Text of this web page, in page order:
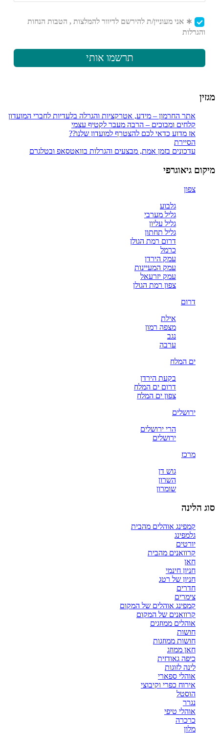
מגזין
אתר החרמון – מידע, אטרקציות והגרלה בלעדיות לחברי המועדון
קלחים ומבוכים – הרבה מעבר לקטיף עצמי
אז מדוע כדאי לכם להצטרף למועדון שלנו??
הסיירת
עדכונים בזמן אמת, מבצעים והגרלות בוואטסאפ ובטלגרם
מיקום גיאוגרפי
צפון
גלבוע
גליל מערבי
גליל עליון
גליל תחתון
דרום רמת הגולן
כרמל
עמק הירדן
עמק המעיינות
עמק יזרעאל
צפון רמת הגולן
דרום
אילת
מצפה רמון
נגב
ערבה
ים המלח
בקעת הירדן
דרום ים המלח
צפון ים המלח
ירושלים
הרי ירושלים
ירושלים
מרכז
גוש דן
השרון
שומרון
סוג הלינה
קמפינג אוהלים מהבית
גלמפינג
יורטים
קרוואנים מהבית
חאן
חניון חינמי
חניון של רטג
חדרים
צימרים
קמפינג אוהלים של המקום
קרוואנים של המקום
אוהלים ממוזגים
חושות
חושות ממוזגות
חאן ממוזג
כיפה גאודזית
לינה לזוגות
אוהלי ספארי
אירוח כפרי וקיבוצי
הוסטל
נגרר
אוהלי טיפי
כרכרה
מלון